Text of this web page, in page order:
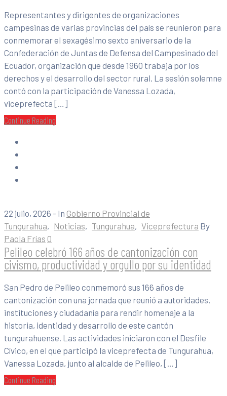
Representantes y dirigentes de organizaciones
campesinas de varias provincias del país se reunieron para
conmemorar el sexagésimo sexto aniversario de la
Confederación de Juntas de Defensa del Campesinado del
Ecuador, organización que desde 1960 trabaja por los
derechos y el desarrollo del sector rural. La sesión solemne
contó con la participación de Vanessa Lozada,
viceprefecta […]
Continue Reading
22 julio, 2026 - In Gobierno Provincial de
Tungurahua‚ Noticias‚ Tungurahua‚ Viceprefectura By
Paola Frías 0
Pelileo celebró 166 años de cantonización con
civismo, productividad y orgullo por su identidad
San Pedro de Pelileo conmemoró sus 166 años de
cantonización con una jornada que reunió a autoridades,
instituciones y ciudadanía para rendir homenaje a la
historia, identidad y desarrollo de este cantón
tungurahuense. Las actividades iniciaron con el Desfile
Cívico, en el que participó la viceprefecta de Tungurahua,
Vanessa Lozada, junto al alcalde de Pelileo, […]
Continue Reading